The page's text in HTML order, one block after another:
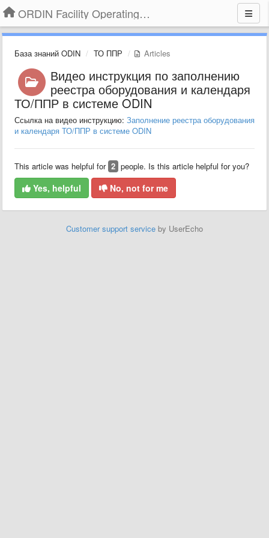
ORDIN Facility Operating System
База знаний ODIN ТО ППР Articles
Видео инструкция по заполнению
реестра оборудования и календаря
ТО/ППР в системе ODIN
Ссылка на видео инструкцию: Заполнение реестра оборудования
и календаря ТО/ППР в системе ODIN
This article was helpful for 2 people. Is this article helpful for you?
Yes, helpful No, not for me
Customer support service by UserEcho